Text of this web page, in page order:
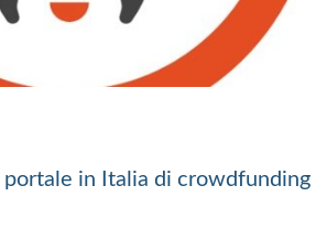
portale in Italia di crowdfunding